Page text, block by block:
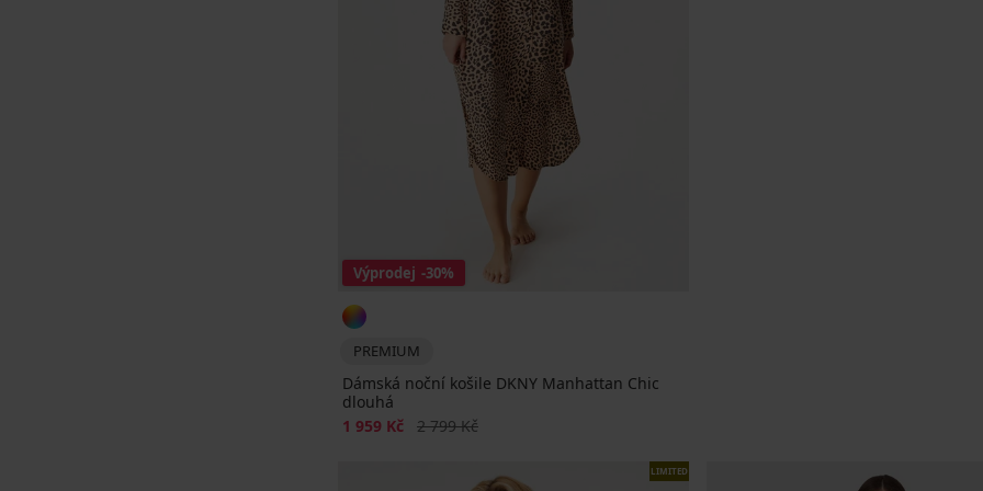
Výprodej -30%
PREMIUM
Dámská noční košile DKNY Manhattan Chic
dlouhá
Sleva
1 959 Kč Původní cena
2 799 Kč
LIMITED